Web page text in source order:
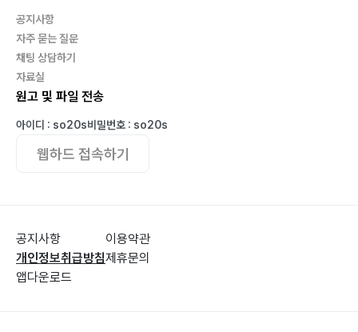
공지사항
자주 묻는 질문
채팅 상담하기
자료실
원고 및 파일 전송
아이디 : so20s비밀번호 : so20s
웹하드 접속하기
공지사항
개인정보취급방침
앱다운로드
이용약관
제휴문의